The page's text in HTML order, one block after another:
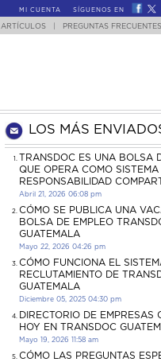
MI CUENTA SÍGUENOS EN
ARTÍCULOS PREGUNTAS FRECUENTES
LOS MÁS
TRANSDOC ES UNA BOLSA
QUE OPERA COMO
RESPONSABILIDAD
Abril 21, 2026 06:08 pm
CÓMO SE PUBLICA UNA
BOLSA DE EMPLEO
GUATEMALA
Mayo 22, 2026 04:26 pm
CÓMO FUNCIONA EL
RECLUTAMIENTO DE
GUATEMALA
Diciembre 05, 2025 04:30 pm
DIRECTORIO DE EMPRESAS
HOY EN TRANSDOC
Mayo 19, 2026 11:58 am
CÓMO LAS PREGUNTAS